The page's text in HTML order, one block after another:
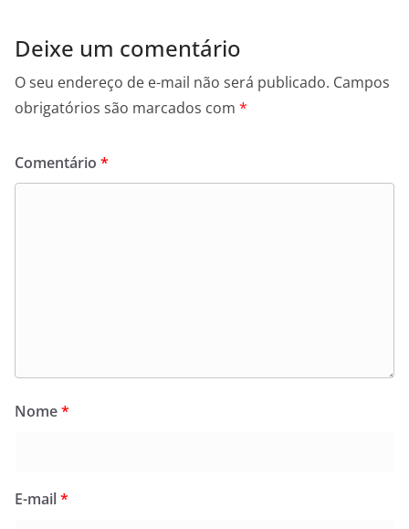
Deixe um comentário
O seu endereço de e-mail não será publicado. Campos
obrigatórios são marcados com *
Comentário *
Nome*
E-mail*